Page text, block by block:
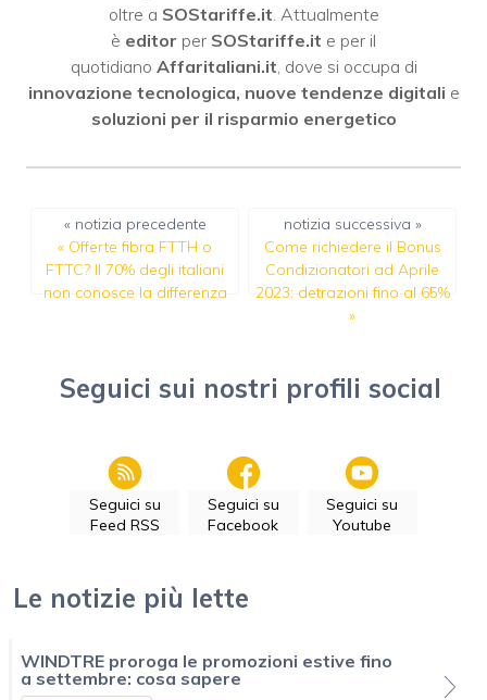
oltre a SOStariffe.it . Attualmente
è editor per SOStariffe.it e per il
quotidiano Affaritaliani.it , dove si occupa di
innovazione tecnologica, nuove tendenze digitali e
soluzioni per il risparmio energetico
« notizia precedente
« Offerte fibra FTTH o
FTTC? Il 70% degli italiani
non conosce la differenza
notizia successiva »
Come richiedere il Bonus
Condizionatori ad Aprile
2023: detrazioni fino al 65%
»
Seguici sui nostri profili social
Seguici su
Feed RSS
Seguici su
Facebook
Seguici su
Youtube
Le notizie più lette
WINDTRE proroga le promozioni estive fino
a settembre: cosa sapere